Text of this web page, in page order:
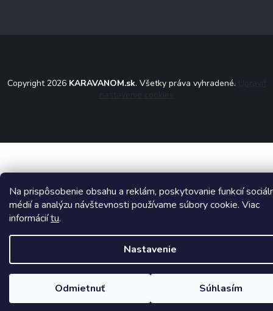
Na prispôsobenie obsahu a reklám, poskytovanie funkcií
médií a analýzu návštevnosti používame súbory cookie. Viac
informáciítu.
Nastavenie
Odmietnuť Súhlasím
Copyright 2026 KARAVANOM.sk. Všetky práva vyhradené.